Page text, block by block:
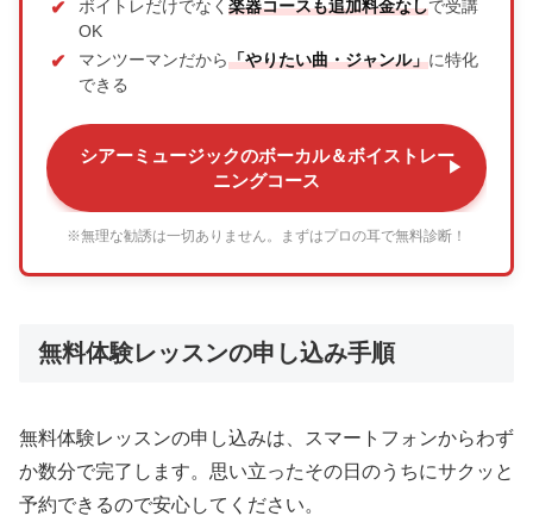
ボイトレだけでなく 楽器コースも追加料金なしで受講
OK
マンツーマンだから「やりたい曲・ジャンル」に特化
できる
シアーミュージックのボーカル＆ボイストレー
ニングコース
※無理な勧誘は一切ありません。まずはプロの耳で無料診断！
無料体験レッスンの申し込み手順
無料体験レッスンの申し込みは、スマートフォンからわず
か数分で完了します。思い立ったその日のうちにサクッと
予約できるので安心してください。